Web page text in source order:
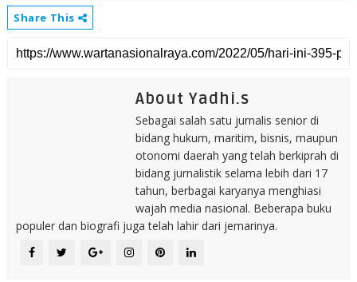
Share This
About Yadhi.s
Sebagai salah satu jurnalis senior di
bidang hukum, maritim, bisnis, maupun
otonomi daerah yang telah berkiprah di
bidang jurnalistik selama lebih dari 17
tahun, berbagai karyanya menghiasi
wajah media nasional. Beberapa buku
populer dan biografi juga telah lahir dari jemarinya.